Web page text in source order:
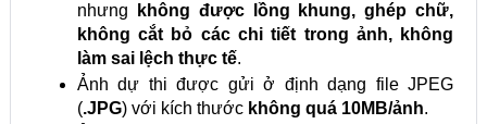
nhưng
không được lồng khung, ghép chữ,
không cắt bỏ các chi tiết trong ảnh, không
làm sai lệch thực tế.
Ảnh dự thi được gửi ở định dạng file JPEG
(.JPG) với kích thước không quá 10MB/ảnh.